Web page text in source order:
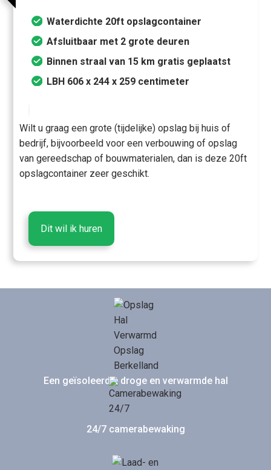
Waterdichte 20ft opslagcontainer
Afsluitbaar met 2 grote deuren
Binnen straal van 15 km gratis geplaatst
LBH 606 x 244 x 259 centimeter
Wilt u graag een grote (tijdelijke) opslag bij huis of
bedrijf, bijvoorbeeld voor een verbouwing of opslag
van gereedschap of bouwmaterialen, dan is deze 20ft
opslagcontainer zeer geschikt.
Dit wil ik huren
Een geïsoleerde, droge en verwarmde hal
24/7 camerabewaking